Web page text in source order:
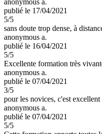
publié le 17/04/2021
5/5
sans doute trop dense, à
anonymous a.
publié le 16/04/2021
5/5
Excellente formation très
anonymous a.
publié le 07/04/2021
3/5
pour les novices, c'est excellent
anonymous a.
publié le 07/04/2021
5/5